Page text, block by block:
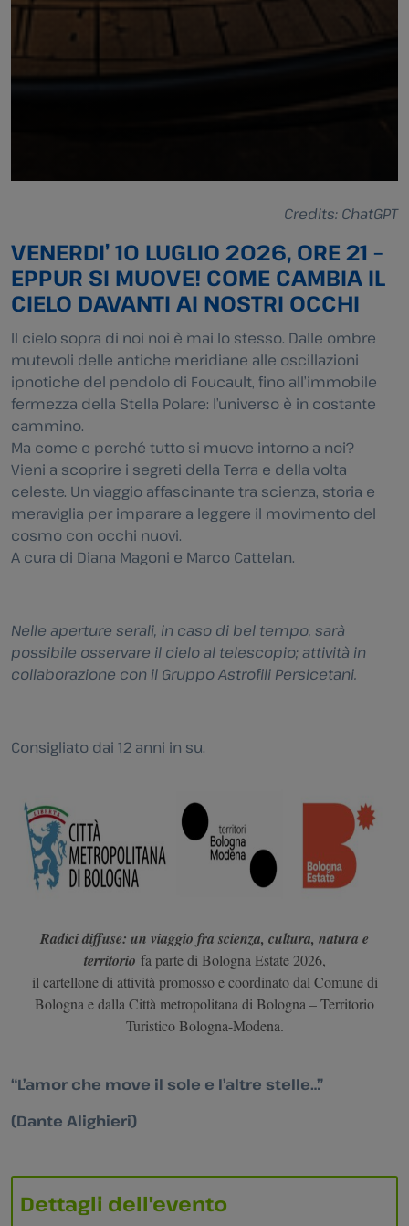
Credits: ChatGPT
VENERDI’ 10 LUGLIO 2026, ORE 21 –
EPPUR SI MUOVE! COME CAMBIA IL
CIELO DAVANTI AI NOSTRI OCCHI
Il cielo sopra di noi noi è mai lo stesso. Dalle ombre
mutevoli delle antiche meridiane alle oscillazioni
ipnotiche del pendolo di Foucault, fino all’immobile
fermezza della Stella Polare: l’universo è in costante
cammino.
Ma come e perché tutto si muove intorno a noi?
Vieni a scoprire i segreti della Terra e della volta
celeste. Un viaggio affascinante tra scienza, storia e
meraviglia per imparare a leggere il movimento del
cosmo con occhi nuovi.
A cura di Diana Magoni e Marco Cattelan.
Nelle aperture serali, in caso di bel tempo, sarà
possibile osservare il cielo al telescopio; attività in
collaborazione con il Gruppo Astrofili Persicetani.
Consigliato dai 12 anni in su.
Radici diffuse: un viaggio fra scienza, cultura, natura e
territorio fa parte di Bologna Estate 2026,
il cartellone di attività promosso e coordinato dal Comune di
Bologna e dalla Città metropolitana di Bologna – Territorio
Turistico Bologna-Modena.
“L’amor che move il sole e l’altre stelle…”
(Dante Alighieri)
Dettagli dell'evento